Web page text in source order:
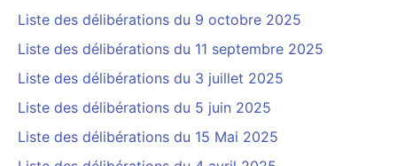
Liste des délibérations du 9 octobre 2025
Liste des délibérations du 11 septembre 2025
Liste des délibérations du 3 juillet 2025
Liste des délibérations du 5 juin 2025
Liste des délibérations du 15 Mai 2025